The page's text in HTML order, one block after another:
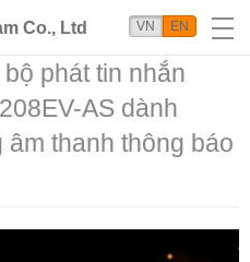
Co., Ltd VN EN
phát tin nhắn
AS dành
thanh thông báo